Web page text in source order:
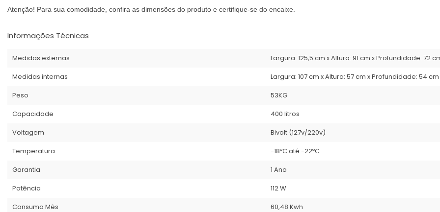
Atenção! Para sua comodidade, confira as dimensões do produto e certifique-se do encaixe.
Informações Técnicas
Medidas externas
Largura: 125,5 cm x Altura: 91 cm x Profundidade: 72
Medidas internas
Largura: 107 cm x Altura: 57 cm x Profundidade: 54 cm
Peso
53KG
Capacidade
400 litros
Voltagem
Bivolt (127v/220v)
Temperatura
-18ºC até -22ºC
Garantia
1 Ano
Potência
112 W
Consumo Mês
60,48 Kwh